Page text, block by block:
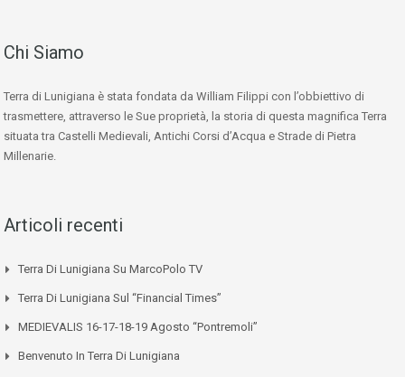
Chi Siamo
Terra di Lunigiana è stata fondata da William Filippi con l’obbiettivo di
trasmettere, attraverso le Sue proprietà, la storia di questa magnifica Terra
situata tra Castelli Medievali, Antichi Corsi d’Acqua e Strade di Pietra
Millenarie.
Articoli recenti
Terra Di Lunigiana Su MarcoPolo TV
Terra Di Lunigiana Sul “Financial Times”
MEDIEVALIS 16-17-18-19 Agosto “Pontremoli”
Benvenuto In Terra Di Lunigiana